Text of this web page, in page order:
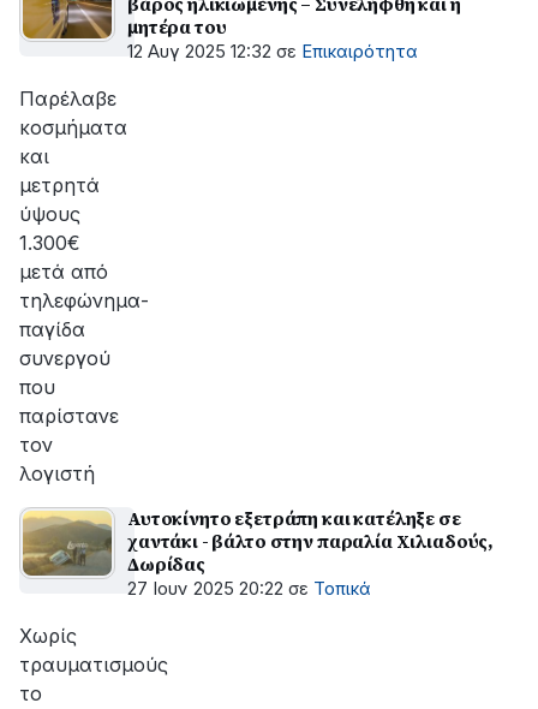
μητέρα του
12 Αυγ 2025 12:32 σε Επικαιρότητα
Παρέλαβε
κοσμήματα
και
μετρητά
ύψους
1.300€
μετά από
τηλεφώνημα-
παγίδα
συνεργού
που
παρίστανε
τον
λογιστή
Αυτοκίνητο εξετράπη και κατέληξε σε
χαντάκι - βάλτο στην παραλία Χιλιαδούς,
Δωρίδας
27 Ιουν 2025 20:22 σε Τοπικά
Χωρίς
τραυματισμούς
το